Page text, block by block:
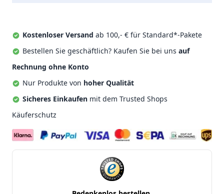
Kostenloser Versand ab 100,- € für Standard*-Pakete
Bestellen Sie geschäftlich? Kaufen Sie bei uns auf
Rechnung ohne Konto
Nur Produkte von hoher Qualität
Sicheres Einkaufen mit dem Trusted Shops
Käuferschutz